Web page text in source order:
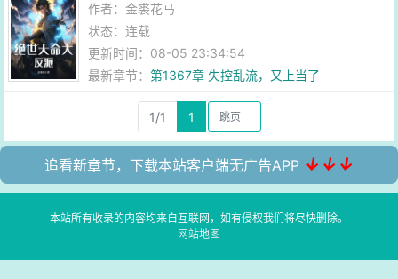
作者：金裘花马
状态：连载
更新时间：08-05 23:34:54
最新章节：第1367章 失控乱流，又上当了
1/1 1
追看新章节，下载本站客户端无广告APP ↓↓↓
本站所有收录的内容均来自互联网，如有侵权我们将尽快删除。
网站地图